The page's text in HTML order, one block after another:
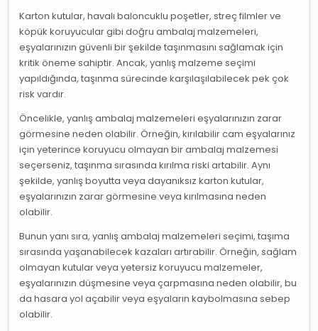
Karton kutular, havalı baloncuklu poşetler, streç filmler ve
köpük koruyucular gibi doğru ambalaj malzemeleri,
eşyalarınızın güvenli bir şekilde taşınmasını sağlamak için
kritik öneme sahiptir. Ancak, yanlış malzeme seçimi
yapıldığında, taşınma sürecinde karşılaşılabilecek pek çok
risk vardır.
Öncelikle, yanlış ambalaj malzemeleri eşyalarınızın zarar
görmesine neden olabilir. Örneğin, kırılabilir cam eşyalarınız
için yeterince koruyucu olmayan bir ambalaj malzemesi
seçerseniz, taşınma sırasında kırılma riski artabilir. Aynı
şekilde, yanlış boyutta veya dayanıksız karton kutular,
eşyalarınızın zarar görmesine veya kırılmasına neden
olabilir.
Bunun yanı sıra, yanlış ambalaj malzemeleri seçimi, taşıma
sırasında yaşanabilecek kazaları artırabilir. Örneğin, sağlam
olmayan kutular veya yetersiz koruyucu malzemeler,
eşyalarınızın düşmesine veya çarpmasına neden olabilir, bu
da hasara yol açabilir veya eşyaların kaybolmasına sebep
olabilir.